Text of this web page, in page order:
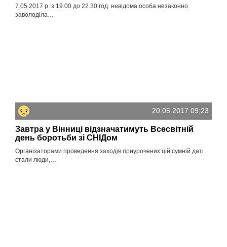
7.05.2017 р. з 19.00 до 22.30 год. невідома особа незаконно
заволоділа…
20.05.2017 09:23
Завтра у Вінниці відзначатимуть Всесвітній
день боротьби зі СНІДом
Організаторами проведення заходів приурочених цій сумній даті
стали люди,…